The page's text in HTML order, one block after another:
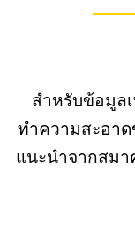
สำหรับข้อมูล
ทำความสะอาด
แนะนำจากสม